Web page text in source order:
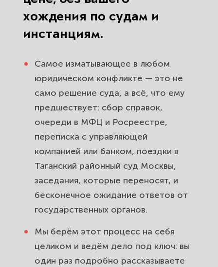
хождения по судам и
инстанциям.
Самое изматывающее в любом
юридическом конфликте — это не
само решение суда, а всё, что ему
предшествует: сбор справок,
очереди в МФЦ и Росреестре,
переписка с управляющей
компанией или банком, поездки в
Таганский районный суд Москвы,
заседания, которые переносят, и
бесконечное ожидание ответов от
государственных органов.
Мы берём этот процесс на себя
целиком и ведём дело под ключ: вы
один раз подробно рассказываете